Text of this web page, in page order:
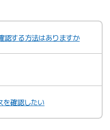
認する方法はありますか
を確認したい